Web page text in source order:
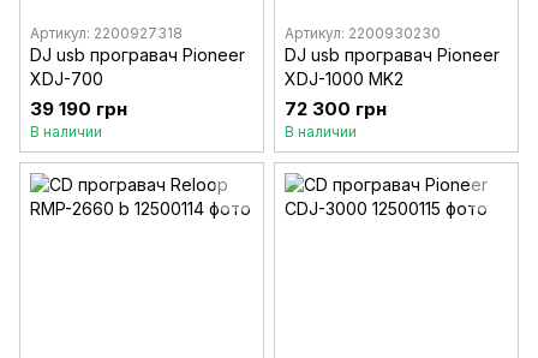
Артикул: 2200927318
DJ usb програвач Pioneer
XDJ-700
39 190 грн
В наличии
Артикул: 2200930230
DJ usb програвач Pioneer
XDJ-1000 MK2
72 300 грн
В наличии